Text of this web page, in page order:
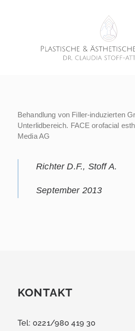
Behandlung von Filler-induzierten
Unterlidbereich. FACE orofacial
Media AG
Richter D.F., Stoff A.
September 2013
KONTAKT
Tel: 0221/980 419 30